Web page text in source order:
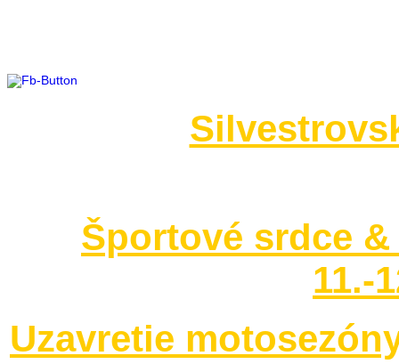
Športové srdce
11.-
Uzavretie